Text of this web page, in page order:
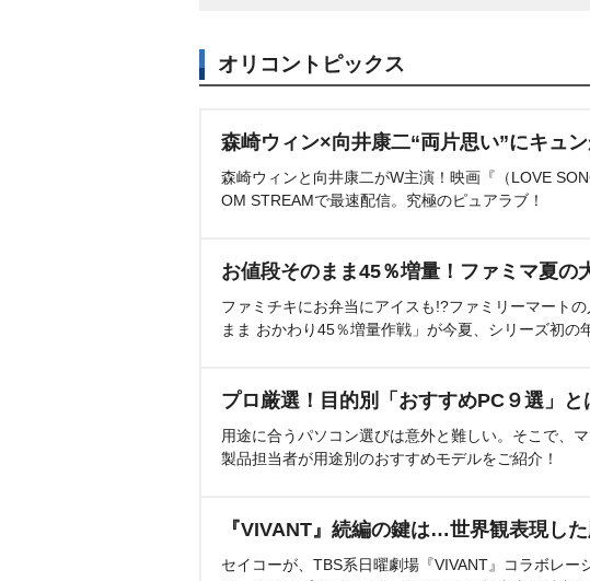
オリコントピックス
森崎ウィン×向井康二“両片思い”にキュン
森崎ウィンと向井康二がW主演！映画『（LOVE
OM STREAMで最速配信。究極のピュアラブ！
お値段そのまま45％増量！ファミマ夏の
ファミチキにお弁当にアイスも!?ファミリーマート
まま おかわり45％増量作戦」が今夏、シリーズ初の
プロ厳選！目的別「おすすめPC９選」と
用途に合うパソコン選びは意外と難しい。そこで、
製品担当者が用途別のおすすめモデルをご紹介！
『VIVANT』続編の鍵は…世界観表現し
セイコーが、TBS系日曜劇場『VIVANT』コラボレー